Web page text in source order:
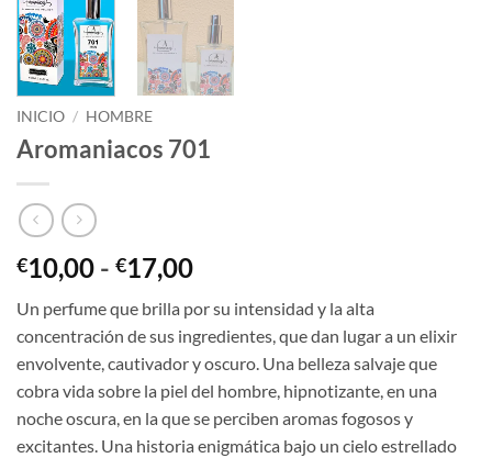
INICIO / HOMBRE
Aromaniacos 701
€10,00 - €17,00Rango
precios:
desde
€10,00
hasta
€17,00
Un perfume que brilla por su intensidad y la alta
concentración de sus ingredientes, que dan lugar a un elixir
envolvente, cautivador y oscuro. Una belleza salvaje que
cobra vida sobre la piel del hombre, hipnotizante, en una
noche oscura, en la que se perciben aromas fogosos y
excitantes. Una historia enigmática bajo un cielo estrellado